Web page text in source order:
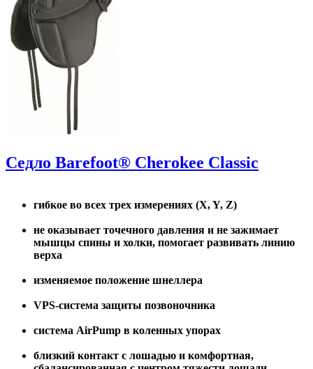
Седло Barefoot® Cherokee Classic
гибкое во всех трех измерениях (X, Y, Z)
не оказывает точечного давления и не зажимает
мышцы спины и холки, помогает развивать линию
верха
изменяемое положение шнеллера
VPS-система защиты позвоночника
система AirPump в коленных упорах
близкий контакт с лошадью и комфортная,